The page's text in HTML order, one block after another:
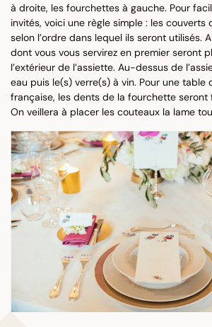
à droite, les fourchettes à gauche. Pour
invités, voici une règle simple : les
selon l’ordre dans lequel ils seront utilisés.
dont vous vous servirez en premier seront
l’extérieur de l’assiette. Au-dessus de
eau puis le(s) verre(s) à vin. Pour une table
française, les dents de la fourchette seront
On veillera à placer les couteaux la lame